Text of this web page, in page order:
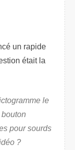
un rapide
était la
le
pour sourds
?